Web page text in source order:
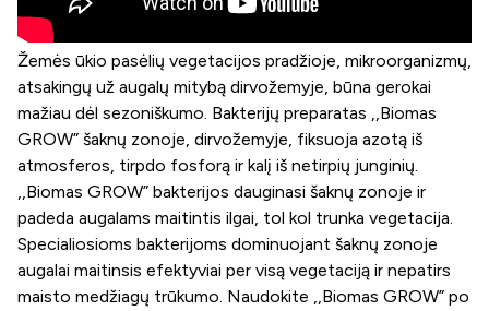
Žemės ūkio pasėlių vegetacijos pradžioje, mikroorganizmų,
atsakingų už augalų mitybą dirvožemyje, būna gerokai
mažiau dėl sezoniškumo. Bakterijų preparatas ,,Biomas
GROW” šaknų zonoje, dirvožemyje, fiksuoja azotą iš
atmosferos, tirpdo fosforą ir kalį iš netirpių junginių.
,,Biomas GROW” bakterijos dauginasi šaknų zonoje ir
padeda augalams maitintis ilgai, tol kol trunka vegetacija.
Specialiosioms bakterijoms dominuojant šaknų zonoje
augalai maitinsis efektyviai per visą vegetaciją ir nepatirs
maisto medžiagų trūkumo. Naudokite ,,Biomas GROW” po